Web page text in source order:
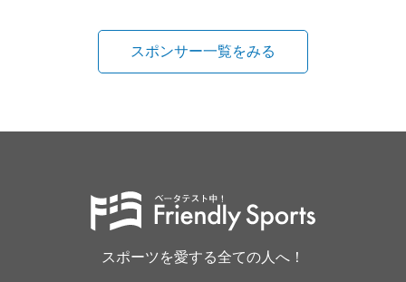
スポンサー一覧をみる
スポーツを愛する全ての人へ！